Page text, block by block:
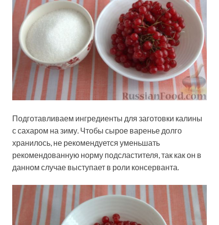
Подготавливаем ингредиенты для заготовки калины
с сахаром на зиму. Чтобы сырое варенье долго
хранилось, не рекомендуется уменьшать
рекомендованную норму подсластителя, так как он в
данном случае выступает в роли консерванта.